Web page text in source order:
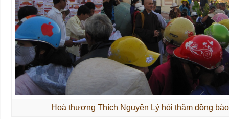
Hoà thượng Thích Nguyên Lý hỏi thăm đồng